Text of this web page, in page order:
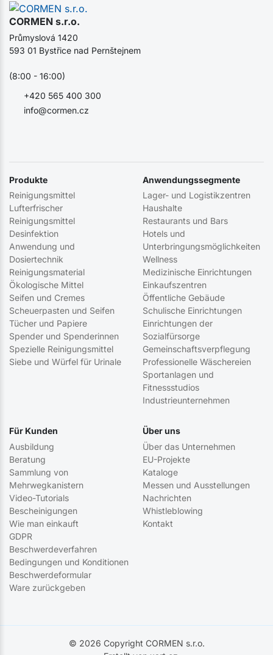
CORMEN s.r.o.
info@cormen.cz
+420 565 400 300
Průmyslová 1420
593 01 Bystřice nad Pernštejnem
(8:00 - 16:00)
Produkte
Reinigungsmittel
Lufterfrischer
Reinigungsmittel
Desinfektion
Anwendung und
Dosiertechnik
Reinigungsmaterial
Ökologische Mittel
Seifen und Cremes
Scheuerpasten und Seifen
Tücher und Papiere
Spender und Spenderinnen
Spezielle Reinigungsmittel
Siebe und Würfel für Urinale
Anwendungssegmente
Lager- und Logistikzentren
Haushalte
Restaurants und Bars
Hotels und
Unterbringungsmöglichkeiten
Wellness
Medizinische Einrichtungen
Einkaufszentren
Öffentliche Gebäude
Schulische Einrichtungen
Einrichtungen der
Sozialfürsorge
Gemeinschaftsverpflegung
Professionelle Wäschereien
Sportanlagen und
Fitnessstudios
Industrieunternehmen
Für Kunden
Ausbildung
Beratung
Sammlung von
Mehrwegkanistern
Video-Tutorials
Bescheinigungen
Wie man einkauft
GDPR
Beschwerdeverfahren
Bedingungen und Konditionen
Beschwerdeformular
Ware zurückgeben
Über uns
Über das Unternehmen
EU-Projekte
Kataloge
Messen und Ausstellungen
Nachrichten
Whistleblowing
Kontakt
© 2026 Copyright CORMEN s.r.o.